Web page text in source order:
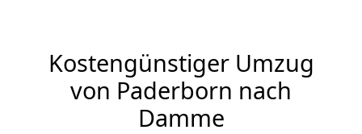
Kostengünstiger Umzug
von Paderborn nach
Damme